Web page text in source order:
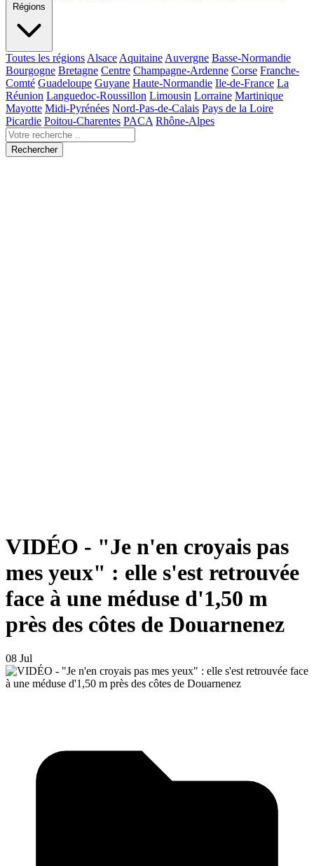
Régions
Toutes les régions Alsace Aquitaine Auvergne Basse-Normandie
Bourgogne Bretagne Centre Champagne-Ardenne Corse Franche-
Comté Guadeloupe Guyane Haute-Normandie Ile-de-France La
Réunion Languedoc-Roussillon Limousin Lorraine Martinique
Mayotte Midi-Pyrénées Nord-Pas-de-Calais Pays de la Loire
Picardie Poitou-Charentes PACA Rhône-Alpes
Rechercher
VIDÉO - "Je n'en croyais pas
mes yeux" : elle s'est retrouvée
face à une méduse d'1,50 m
près des côtes de Douarnenez
08 Jul